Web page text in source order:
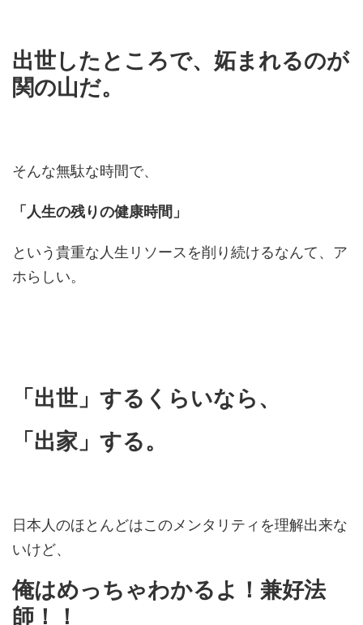
出世したところで、妬まれるのが
関の山だ。
そんな無駄な時間で、
「人生の残りの健康時間」
という貴重な人生リソースを削り続けるなんて、ア
ホらしい。
「出世」するくらいなら、
「出家」する。
日本人のほとんどはこのメンタリティを理解出来な
いけど、
俺はめっちゃわかるよ！兼好法
師！！